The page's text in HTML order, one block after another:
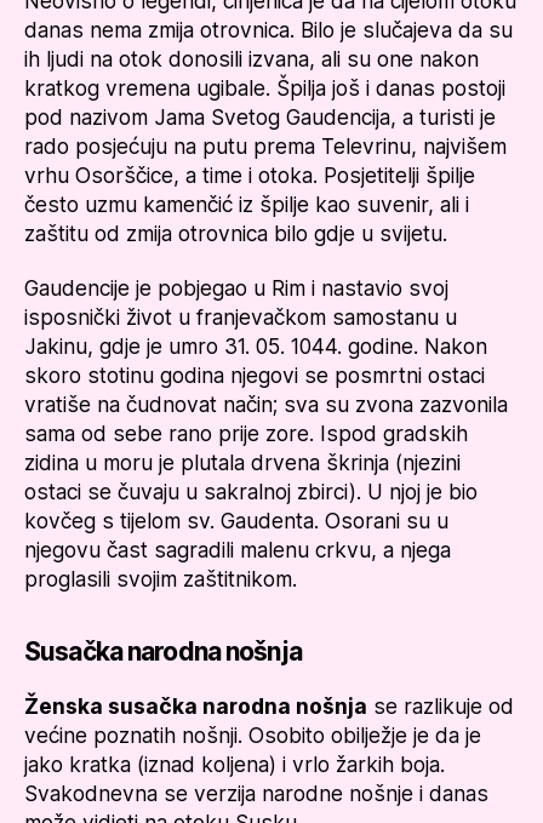
danas nema zmija otrovnica. Bilo je slučajeva da su
ih ljudi na otok donosili izvana, ali su one nakon
kratkog vremena ugibale. Špilja još i danas postoji
pod nazivom Jama Svetog Gaudencija, a turisti je
rado posjećuju na putu prema Televrinu, najvišem
vrhu Osorščice, a time i otoka. Posjetitelji špilje
često uzmu kamenčić iz špilje kao suvenir, ali i
zaštitu od zmija otrovnica bilo gdje u svijetu.
Gaudencije je pobjegao u Rim i nastavio svoj
isposnički život u franjevačkom samostanu u
Jakinu, gdje je umro 31. 05. 1044. godine. Nakon
skoro stotinu godina njegovi se posmrtni ostaci
vratiše na čudnovat način; sva su zvona zazvonila
sama od sebe rano prije zore. Ispod gradskih
zidina u moru je plutala drvena škrinja (njezini
ostaci se čuvaju u sakralnoj zbirci). U njoj je bio
kovčeg s tijelom sv. Gaudenta. Osorani su u
njegovu čast sagradili malenu crkvu, a njega
proglasili svojim zaštitnikom.
Susačka narodna nošnja
Ženska susačka narodna nošnja se razlikuje od
većine poznatih nošnji. Osobito obilježje je da je
jako kratka (iznad koljena) i vrlo žarkih boja.
Svakodnevna se verzija narodne nošnje i danas